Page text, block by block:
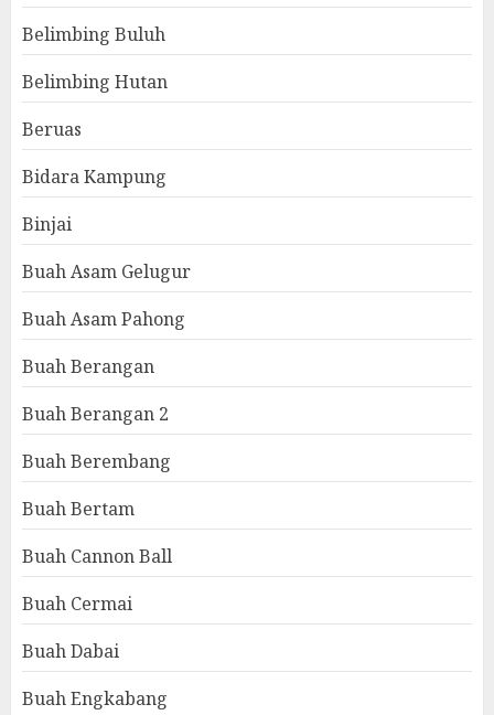
Belimbing Buluh
Belimbing Hutan
Beruas
Bidara Kampung
Binjai
Buah Asam Gelugur
Buah Asam Pahong
Buah Berangan
Buah Berangan 2
Buah Berembang
Buah Bertam
Buah Cannon Ball
Buah Cermai
Buah Dabai
Buah Engkabang